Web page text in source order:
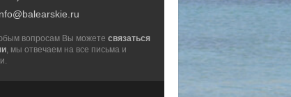
вопросам Вы можете связаться
, мы отвечаем на все письма и